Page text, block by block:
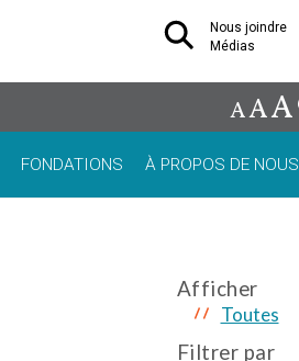
Nous joindre
Médias
FONDATIONS À PROPOS DE NOUS
Afficher
Toutes
Filtrer par